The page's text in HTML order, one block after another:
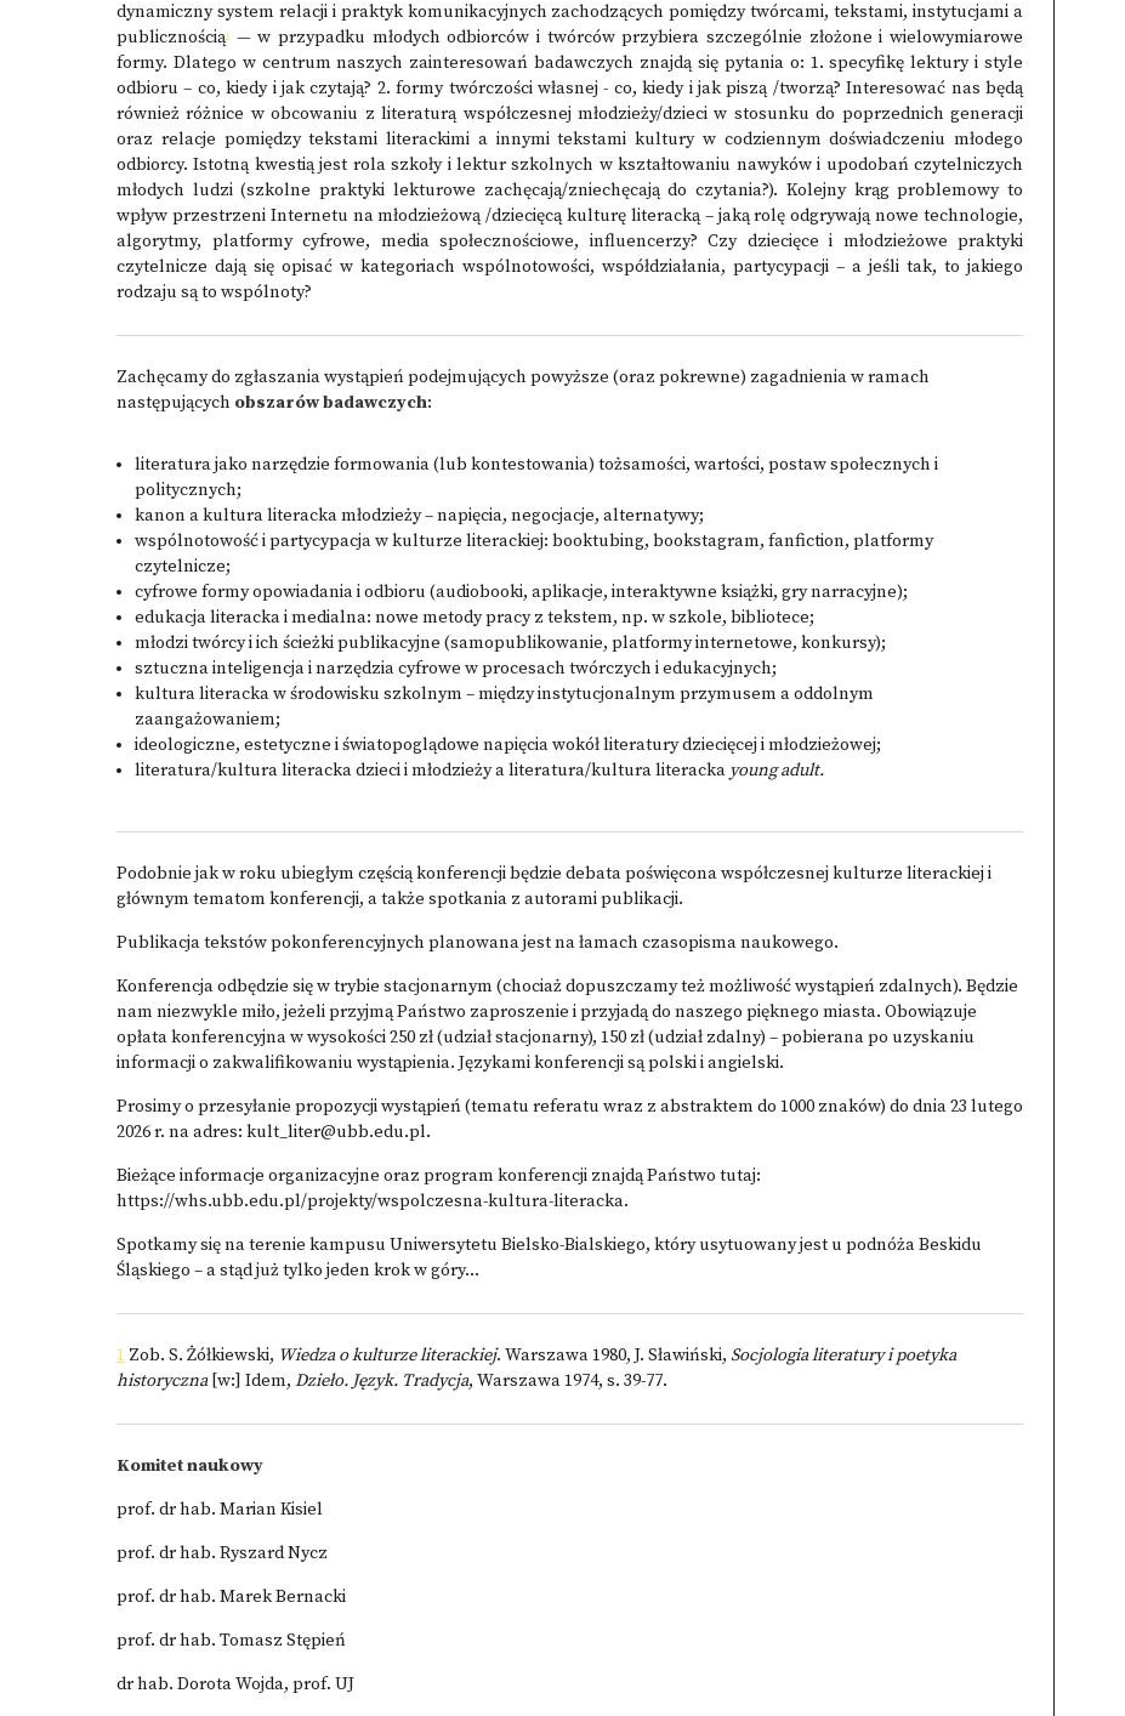
dynamiczny system relacji i praktyk komunikacyjnych zachodzących pomiędzy twórcami, tekstami, instytucjami a
publicznością1
— w przypadku młodych odbiorców i twórców przybiera szczególnie złożone i wielowymiarowe
formy. Dlatego w centrum naszych zainteresowań badawczych znajdą się pytania o: 1. specyfikę lektury i style
odbioru – co, kiedy i jak czytają? 2. formy twórczości własnej - co, kiedy i jak piszą /tworzą? Interesować nas będą
również różnice w obcowaniu z literaturą współczesnej młodzieży/dzieci w stosunku do poprzednich generacji
oraz relacje pomiędzy tekstami literackimi a innymi tekstami kultury w codziennym doświadczeniu młodego
odbiorcy. Istotną kwestią jest rola szkoły i lektur szkolnych w kształtowaniu nawyków i upodobań czytelniczych
młodych ludzi (szkolne praktyki lekturowe zachęcają/zniechęcają do czytania?). Kolejny krąg problemowy to
wpływ przestrzeni Internetu na młodzieżową /dziecięcą kulturę literacką – jaką rolę odgrywają nowe technologie,
algorytmy, platformy cyfrowe, media społecznościowe, influencerzy? Czy dziecięce i młodzieżowe praktyki
czytelnicze dają się opisać w kategoriach wspólnotowości, współdziałania, partycypacji – a jeśli tak, to jakiego
rodzaju są to wspólnoty?
Zachęcamy do zgłaszania wystąpień podejmujących powyższe (oraz pokrewne) zagadnienia w ramach
następujących obszarów badawczych:
literatura jako narzędzie formowania (lub kontestowania) tożsamości, wartości, postaw społecznych i
politycznych;
kanon a kultura literacka młodzieży – napięcia, negocjacje, alternatywy;
wspólnotowość i partycypacja w kulturze literackiej: booktubing, bookstagram, fanfiction, platformy
czytelnicze;
cyfrowe formy opowiadania i odbioru (audiobooki, aplikacje, interaktywne książki, gry narracyjne);
edukacja literacka i medialna: nowe metody pracy z tekstem, np. w szkole, bibliotece;
młodzi twórcy i ich ścieżki publikacyjne (samopublikowanie, platformy internetowe, konkursy);
sztuczna inteligencja i narzędzia cyfrowe w procesach twórczych i edukacyjnych;
kultura literacka w środowisku szkolnym – między instytucjonalnym przymusem a oddolnym
zaangażowaniem;
ideologiczne, estetyczne i światopoglądowe napięcia wokół literatury dziecięcej i młodzieżowej;
literatura/kultura literacka dzieci i młodzieży a literatura/kultura literacka young adult.
Podobnie jak w roku ubiegłym częścią konferencji będzie debata poświęcona współczesnej kulturze literackiej i
głównym tematom konferencji, a także spotkania z autorami publikacji.
Publikacja tekstów pokonferencyjnych planowana jest na łamach czasopisma naukowego.
Konferencja odbędzie się w trybie stacjonarnym (chociaż dopuszczamy też możliwość wystąpień zdalnych). Będzie
nam niezwykle miło, jeżeli przyjmą Państwo zaproszenie i przyjadą do naszego pięknego miasta. Obowiązuje
opłata konferencyjna w wysokości 250 zł (udział stacjonarny), 150 zł (udział zdalny) – pobierana po uzyskaniu
informacji o zakwalifikowaniu wystąpienia. Językami konferencji są polski i angielski.
Prosimy o przesyłanie propozycji wystąpień (tematu referatu wraz z abstraktem do 1000 znaków) do dnia 23 lutego
2026 r. na adres: kult_liter@ubb.edu.pl.
Bieżące informacje organizacyjne oraz program konferencji znajdą Państwo tutaj:
https://whs.ubb.edu.pl/projekty/wspolczesna-kultura-literacka.
Spotkamy się na terenie kampusu Uniwersytetu Bielsko-Bialskiego, który usytuowany jest u podnóża Beskidu
Śląskiego – a stąd już tylko jeden krok w góry…
1 Zob. S. Żółkiewski, Wiedza o kulturze literackiej. Warszawa 1980, J. Sławiński, Socjologia literatury i poetyka
historyczna [w:] Idem, Dzieło. Język. Tradycja, Warszawa 1974, s. 39-77.
Komitet naukowy
prof. dr hab. Marian Kisiel
prof. dr hab. Ryszard Nycz
prof. dr hab. Marek Bernacki
prof. dr hab. Tomasz Stępień
dr hab. Dorota Wojda, prof. UJ